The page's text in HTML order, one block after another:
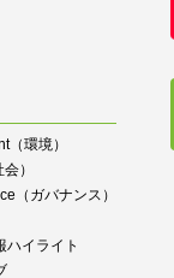
（環境）
）
（ガバナンス）
ハイライト